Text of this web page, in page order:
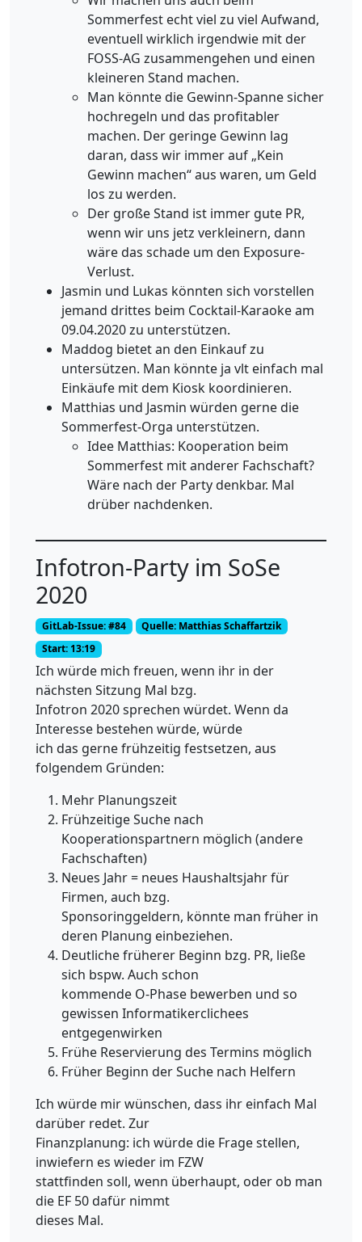
Sommerfest echt viel zu viel Aufwand,
eventuell wirklich irgendwie mit der
FOSS-AG zusammengehen und einen
kleineren Stand machen.
Man könnte die Gewinn-Spanne sicher
hochregeln und das profitabler
machen. Der geringe Gewinn lag
daran, dass wir immer auf „Kein
Gewinn machen“ aus waren, um Geld
los zu werden.
Der große Stand ist immer gute PR,
wenn wir uns jetz verkleinern, dann
wäre das schade um den Exposure-
Verlust.
Jasmin und Lukas könnten sich vorstellen
jemand drittes beim Cocktail-Karaoke am
09.04.2020 zu unterstützen.
Maddog bietet an den Einkauf zu
untersützen. Man könnte ja vlt einfach mal
Einkäufe mit dem Kiosk koordinieren.
Matthias und Jasmin würden gerne die
Sommerfest-Orga unterstützen.
Idee Matthias: Kooperation beim
Sommerfest mit anderer Fachschaft?
Wäre nach der Party denkbar. Mal
drüber nachdenken.
Infotron-Party im SoSe
2020
GitLab-Issue: #84
Quelle: Matthias Schaffartzik
Start: 13:19
Ich würde mich freuen, wenn ihr in der
nächsten Sitzung Mal bzg.
Infotron 2020 sprechen würdet. Wenn da
Interesse bestehen würde, würde
ich das gerne frühzeitig festsetzen, aus
folgendem Gründen:
Mehr Planungszeit
Frühzeitige Suche nach
Kooperationspartnern möglich (andere
Fachschaften)
Neues Jahr = neues Haushaltsjahr für
Firmen, auch bzg.
Sponsoringgeldern, könnte man früher in
deren Planung einbeziehen.
Deutliche früherer Beginn bzg. PR, ließe
sich bspw. Auch schon
kommende O-Phase bewerben und so
gewissen Informatikerclichees
entgegenwirken
Frühe Reservierung des Termins möglich
Früher Beginn der Suche nach Helfern
Ich würde mir wünschen, dass ihr einfach Mal
darüber redet. Zur
Finanzplanung: ich würde die Frage stellen,
inwiefern es wieder im FZW
stattfinden soll, wenn überhaupt, oder ob man
die EF 50 dafür nimmt
dieses Mal.